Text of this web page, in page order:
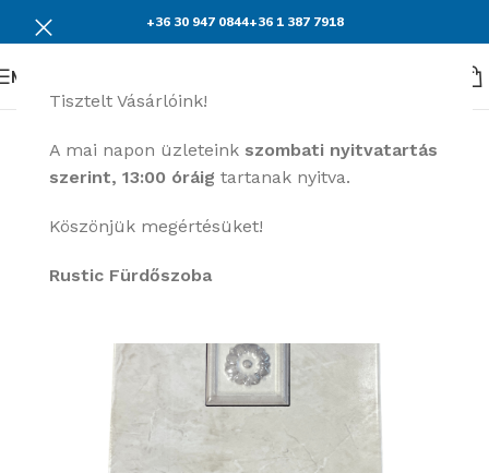
Tisztelt Vásárlóink!
A mai napon üzleteink szombati nyitvatartás
szerint, 13:00 óráig tartanak nyitva.
Köszönjük megértésüket!
Rustic Fürdőszoba
+36 30 947 0844+36 1 387 7918
Menü